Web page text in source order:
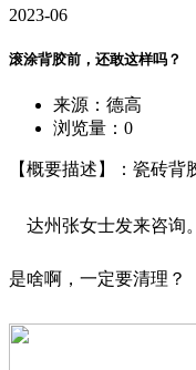
2023-06
滚涂背胶前，还敢这样吗？
来源：德高
浏览量： 0
【概要描述】：瓷砖背
达州张女士发来咨询
是啥啊，一定要清理？